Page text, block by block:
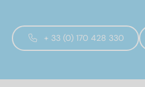
+ 33 (0) 170 428 330